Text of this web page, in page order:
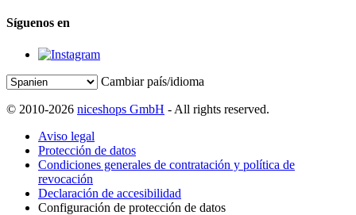
Síguenos en
Cambiar país/idioma
© 2010-2026 niceshops GmbH - All rights reserved.
Aviso legal
Protección de datos
Condiciones generales de contratación y política de
revocación
Declaración de accesibilidad
Configuración de protección de datos